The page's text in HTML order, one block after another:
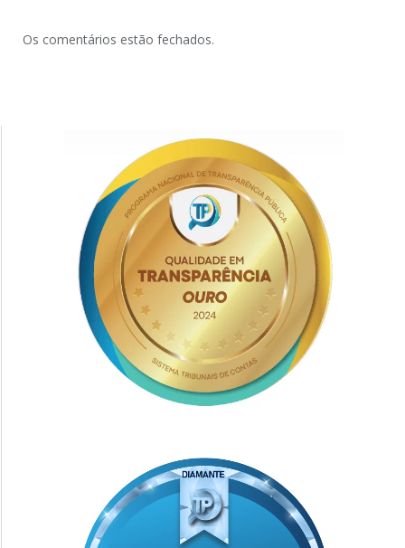
Os comentários estão fechados.